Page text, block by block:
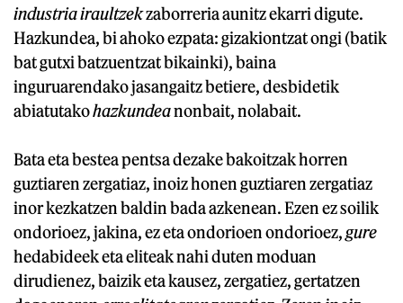
industria iraultzekzaborreria aunitz ekarri digute.
Hazkundea, bi ahoko ezpata: gizakiontzat ongi (batik
bat gutxi batzuentzat bikainki), baina
inguruarendako jasangaitz betiere, desbidetik
abiatutakohazkundeanonbait, nolabait.
Bata eta bestea pentsa dezake bakoitzak horren
guztiaren zergatiaz, inoiz honen guztiaren zergatiaz
inor kezkatzen baldin bada azkenean. Ezen ez soilik
ondorioez, jakina, ez eta ondorioen ondorioez,gure
hedabideek eta eliteak nahi duten moduan
dirudienez, baizik eta kausez, zergatiez, gertatzen